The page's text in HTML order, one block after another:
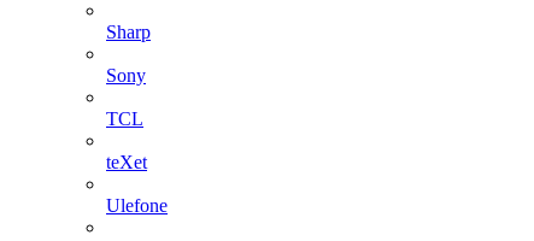
Sharp
Sony
TCL
teXet
Ulefone